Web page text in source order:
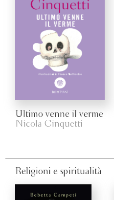
Ultimo venne il verme
Nicola Cinquetti
Religioni e spiritualità